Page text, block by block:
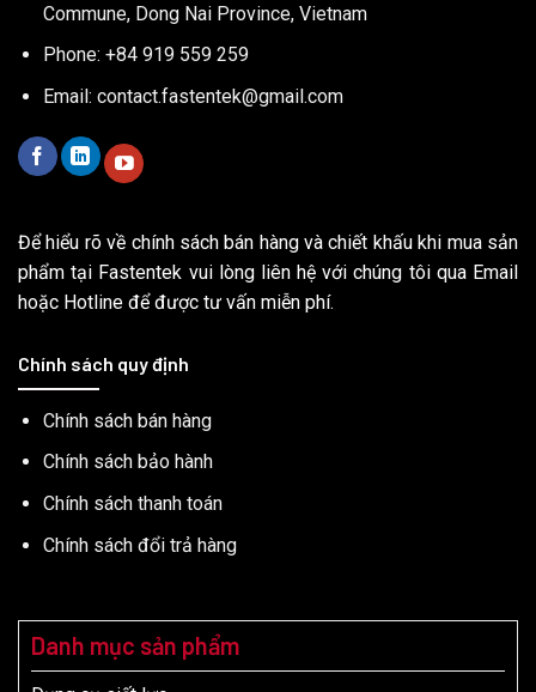
Commune, Dong Nai Province, Vietnam
Phone: +84 919 559 259
Email: contact.fastentek@gmail.com
Để hiểu rõ về chính sách bán hàng và chiết khấu khi mua sản
phẩm tại Fastentek vui lòng liên hệ với chúng tôi qua Email
hoặc Hotline để được tư vấn miễn phí.
Chính sách quy định
Chính sách bán hàng
Chính sách bảo hành
Chính sách thanh toán
Chính sách đổi trả hàng
Danh mục sản phẩm